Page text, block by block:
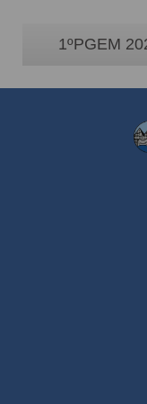
1ºPGEM